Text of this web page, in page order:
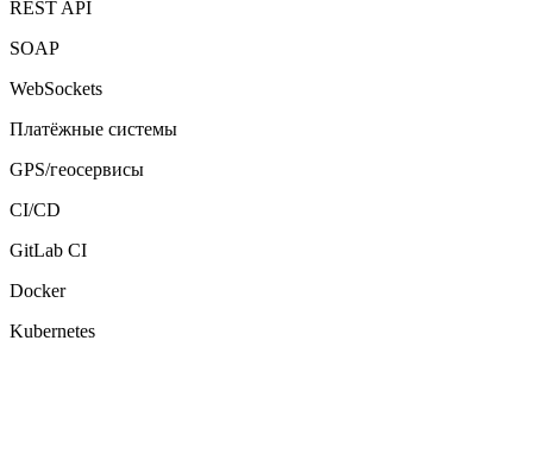
REST API
SOAP
WebSockets
Платёжные системы
GPS/геосервисы
CI/CD
GitLab CI
Docker
Kubernetes